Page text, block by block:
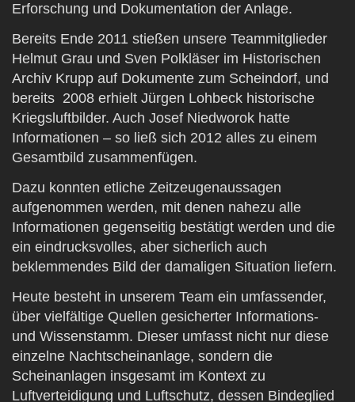
Erforschung und Dokumentation der Anlage.
Bereits Ende 2011 stießen unsere Teammitglieder
Helmut Grau und Sven Polkläser im Historischen
Archiv Krupp auf Dokumente zum Scheindorf, und
bereits 2008 erhielt Jürgen Lohbeck historische
Kriegsluftbilder. Auch Josef Niedworok hatte
Informationen – so ließ sich 2012 alles zu einem
Gesamtbild zusammenfügen.
Dazu konnten etliche Zeitzeugenaussagen
aufgenommen werden, mit denen nahezu alle
Informationen gegenseitig bestätigt werden und die
ein eindrucksvolles, aber sicherlich auch
beklemmendes Bild der damaligen Situation liefern.
Heute besteht in unserem Team ein umfassender,
über vielfältige Quellen gesicherter Informations-
und Wissenstamm. Dieser umfasst nicht nur diese
einzelne Nachtscheinanlage, sondern die
Scheinanlagen insgesamt im Kontext zu
Luftverteidigung und Luftschutz, dessen Bindeglied